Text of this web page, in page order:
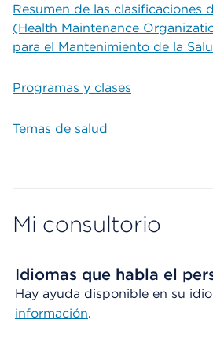
Resumen de las clasificaciones
(Health Maintenance
para el Mantenimiento de la
Programas y clases
Temas de salud
Mi consultorio
Idiomas que habla el
Hay ayuda disponible en su
información.